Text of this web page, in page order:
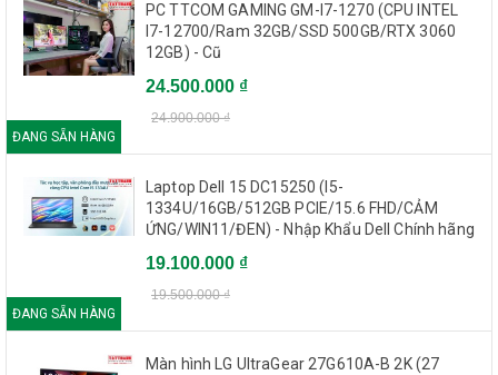
ĐANG SẴN HÀNG
PC TTCOM GAMING GM-I7-1270 (CPU INTEL
I7-12700/Ram 32GB/SSD 500GB/RTX 3060
12GB) - Cũ
24.500.000 ₫
24.900.000 ₫
ĐANG SẴN HÀNG
Laptop Dell 15 DC15250 (I5-
1334U/16GB/512GB PCIE/15.6 FHD/CẢM
ỨNG/WIN11/ĐEN) - Nhập Khẩu Dell Chính hãng
19.100.000 ₫
19.500.000 ₫
Màn hình LG UltraGear 27G610A-B 2K (27